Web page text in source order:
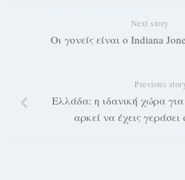
Next story
Οι γονείς είναι ο Indiana
Previous
Ελλάδα: η ιδανική χώρα
αρκεί να έχεις